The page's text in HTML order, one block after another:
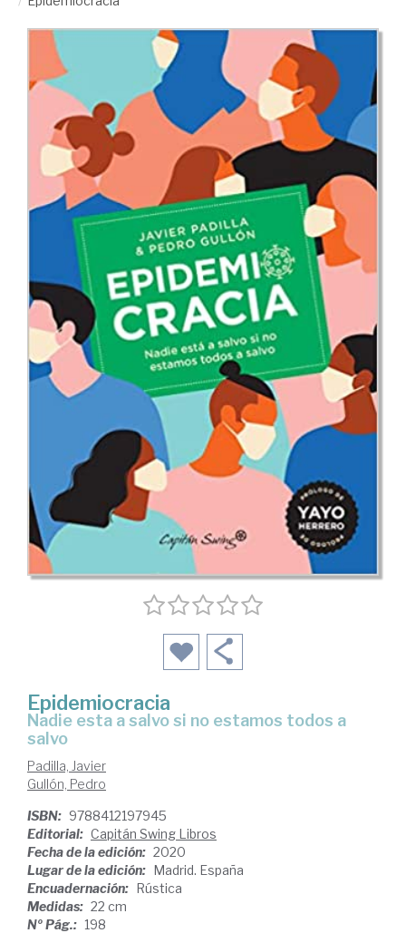
Epidemiocracia
nadie esta a salvo si no estamos todos a
salvo
Padilla, Javier
Gullón, Pedro
ISBN: 9788412197945
Editorial: Capitán Swing Libros
Fecha de la edición: 2020
Lugar de la edición: Madrid. España
Encuadernación: Rústica
Medidas: 22 cm
Nº Pág.: 198